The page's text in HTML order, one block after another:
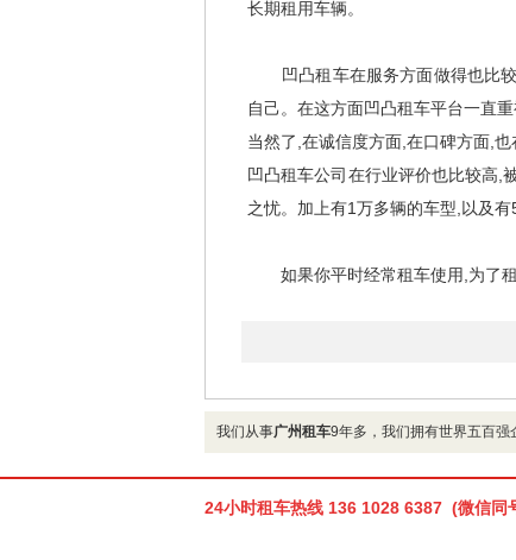
长期租用车辆。
凹凸租车在服务方面做得也比较
自己。在这方面凹凸租车平台一直
当然了,在诚信度方面,在口碑方面,
凹凸租车公司在行业评价也比较高,
之忧。加上有1万多辆的车型,以及
如果你平时经常租车使用,为了租
我们从事广州租车9年多，我们拥有世界五百强
24小时租车热线 136 1028 6387 (微信同